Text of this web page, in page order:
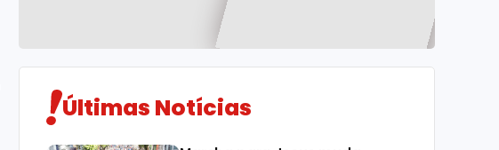
Últimas Notícias